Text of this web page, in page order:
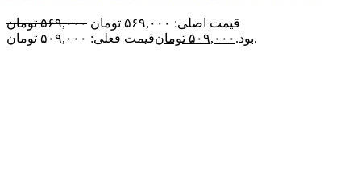
۵۶۹,۰۰۰ تومان
قیمت اصلی: ۵۶۹,۰۰۰ تومان
بود. ۵۰۹,۰۰۰ تومان قیمت فعلی: ۵۰۹,۰۰۰ تومان.